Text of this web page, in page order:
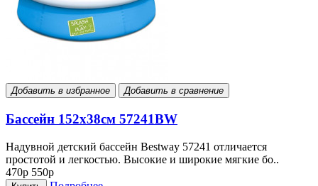
Добавить в избранное Добавить в сравнение
Бассейн 152х38cм 57241BW
Надувной детский бассейн Bestway 57241 отличается
простотой и легкостью. Высокие и широкие мягкие бо..
470р 550р